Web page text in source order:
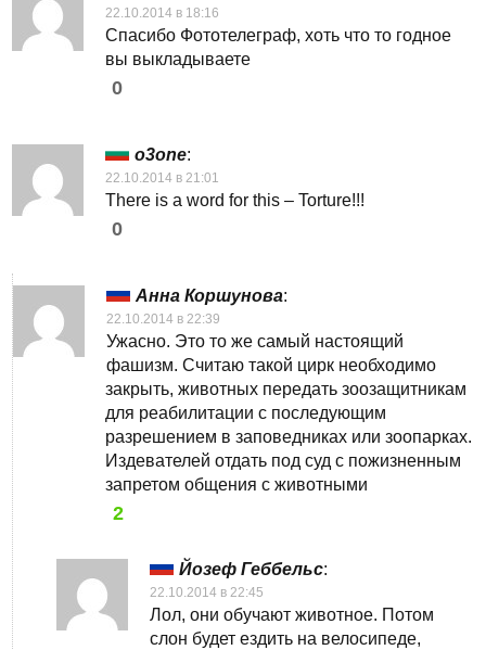
22.10.2014 в 18:16
Спасибо Фототелеграф, хоть что то годное
вы выкладываете
0
o3one:
22.10.2014 в 21:01
There is a word for this – Torture!!!
0
Анна Коршунова:
22.10.2014 в 22:39
Ужасно. Это то же самый настоящий
фашизм. Считаю такой цирк необходимо
закрыть, животных передать зоозащитникам
для реабилитации с последующим
разрешением в заповедниках или зоопарках.
Издевателей отдать под суд с пожизненным
запретом общения с животными
2
Йозеф Геббельс:
22.10.2014 в 22:45
Лол, они обучают животное. Потом
слон будет ездить на велосипеде,